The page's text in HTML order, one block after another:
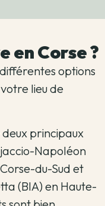
en Corse ?
options
lieu de
deux principaux
Napoléon
du-Sud et
(BIA) en Haute-